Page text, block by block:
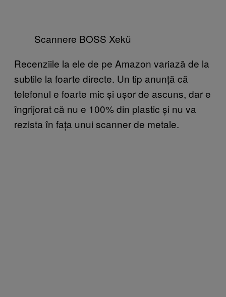
Scannere BOSS Xekü
Recenziile la ele de pe Amazon variază de la
subtile la foarte directe. Un tip anunță că
telefonul e foarte mic și ușor de ascuns, dar e
îngrijorat că nu e 100% din plastic și nu va
rezista în fața unui scanner de metale.